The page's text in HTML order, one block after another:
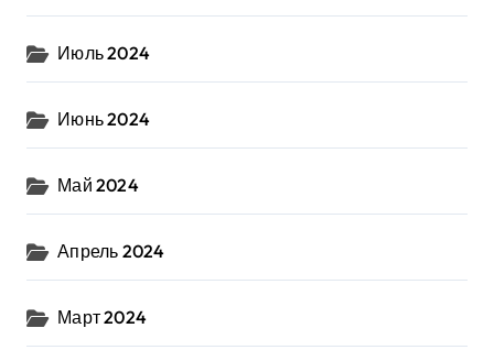
Июль 2024
Июнь 2024
Май 2024
Апрель 2024
Март 2024